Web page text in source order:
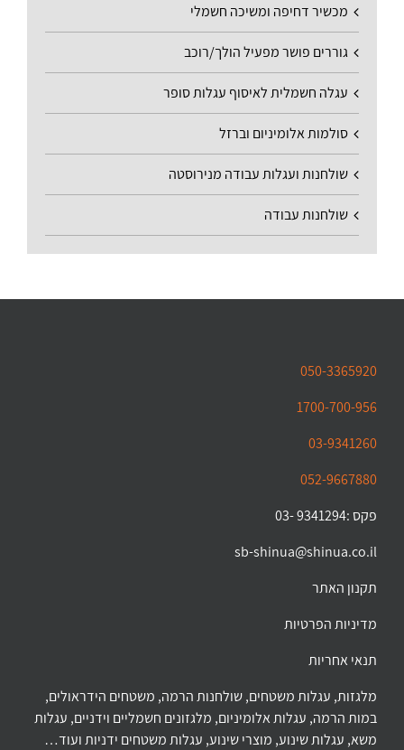
מכשיר דחיפה ומשיכה חשמלי
גוררים פושר מפעיל הולך/רוכב
עגלה חשמלית לאיסוף עגלות סופר
סולמות אלומיניום וברזל
שולחנות ועגלות עבודה מנירוסטה
שולחנות עבודה
050-3365920
1700-700-956
03-9341260
052-9667880
פקס :9341294 -03
sb-shinua@shinua.co.il
תקנון האתר
מדיניות הפרטיות
תנאי אחריות
מלגזות, עגלות משטחים, שולחנות הרמה, משטחים הידראולים,
במות הרמה, עגלות אלומיניום, מלגזונים חשמליים וידניים, עגלות
משא, עגלות שינוע, מוצרי שינוע, עגלות משטחים ידניות ועוד…